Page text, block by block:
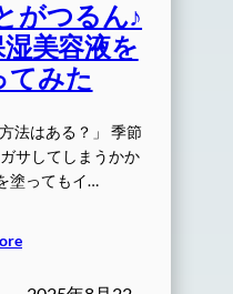
がつるん♪
美容液を
てみた
法はある？」 季節
サしてしまうかか
塗ってもイ…